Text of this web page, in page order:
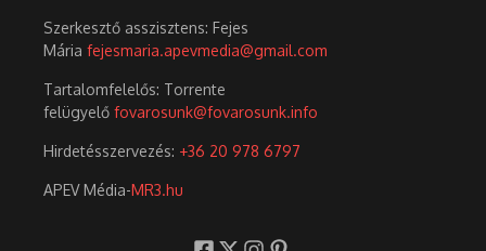
Szerkesztő asszisztens: Fejes
Mária fejesmaria.apevmedia@gmail.com
Tartalomfelelős: Torrente
felügyelő fovarosunk@fovarosunk.info
Hirdetésszervezés: +36 20 978 6797
APEV Média-MR3.hu